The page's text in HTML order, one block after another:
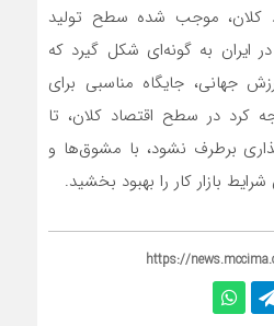
کلان، موجب شده سطح تولید
ایران به گونه‌ای شکل گیرد که
جهانی، جایگاه مناسبی برای
کرد در سطح اقتصاد کلان، تا
برطرف نشود، با مشوق‌ها و
بازار کار را بهبود بخشید.
https://